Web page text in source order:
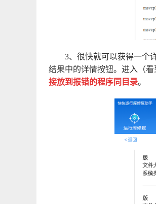
3、很快就可以获得一个
结果中的详情按钮。进入（看
接放到报错的程序同目录。